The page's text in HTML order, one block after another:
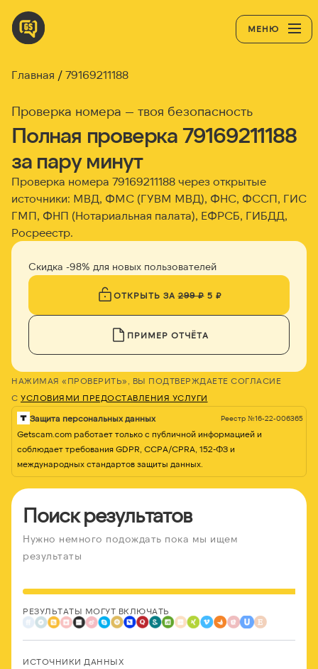
МЕНЮ
Главная 79169211188
Проверка номера — твоя безопасность
Полная проверка 79169211188
за пару минут
Проверка номера 79169211188 через открытые
источники: МВД, ФМС (ГУВМ МВД), ФНС, ФССП, ГИС
ГМП, ФНП (Нотариальная палата), ЕФРСБ, ГИБДД,
Росреестр.
Скидка -98% для новых пользователей
ОТКРЫТЬ ЗА299 ₽5 ₽
ПРИМЕР ОТЧЁТА
НАЖИМАЯ «ПРОВЕРИТЬ», ВЫ ПОДТВЕРЖДАЕТЕ СОГЛАСИЕ
С УСЛОВИЯМИ ПРЕДОСТАВЛЕНИЯ УСЛУГИ
Защита персональных данных Реестр №16-22-006365
Getscam.com работает только с публичной информацией и
соблюдает требования GDPR, CCPA/CPRA, 152-ФЗ и
международных стандартов защиты данных.
Поиск результатов
Нужно немного подождать пока мы ищем
результаты
РЕЗУЛЬТАТЫ МОГУТ ВКЛЮЧАТЬ
ИСТОЧНИКИ ДАННЫХ